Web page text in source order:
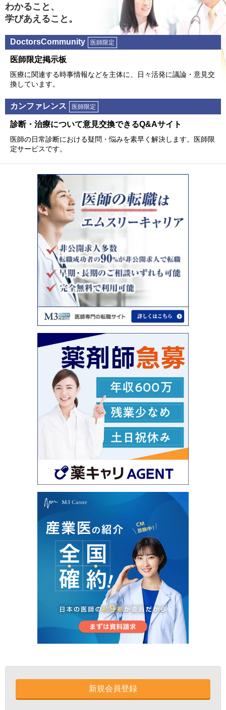
わかること、
学びあえること。
DoctorsCommunity 医師限定
医師限定掲⽰板
医療に関連する時事情報などを主体に、⽇々活発に議論・意⾒交
換しています。
カンファレンス 医師限定
診断・治療について意⾒交換できるQ&Aサイト
医師の⽇常診断における疑問・悩みを素早く解決します。医師限
定サービスです。
新規会員登録